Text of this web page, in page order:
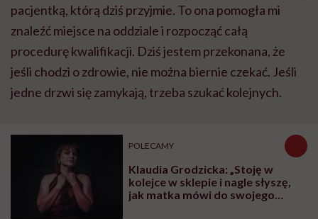
pacjentką, którą dziś przyjmie. To ona pomogła mi
znaleźć miejsce na oddziale i rozpocząć całą
procedurę kwalifikacji. Dziś jestem przekonana, że
jeśli chodzi o zdrowie, nie można biernie czekać. Jeśli
jedne drzwi się zamykają, trzeba szukać kolejnych.
POLECAMY
Klaudia Grodzicka: „Stoję w
kolejce w sklepie i nagle słyszę,
jak matka mówi do swojego